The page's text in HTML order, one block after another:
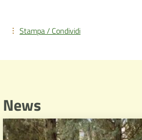
Stampa / Condividi
News